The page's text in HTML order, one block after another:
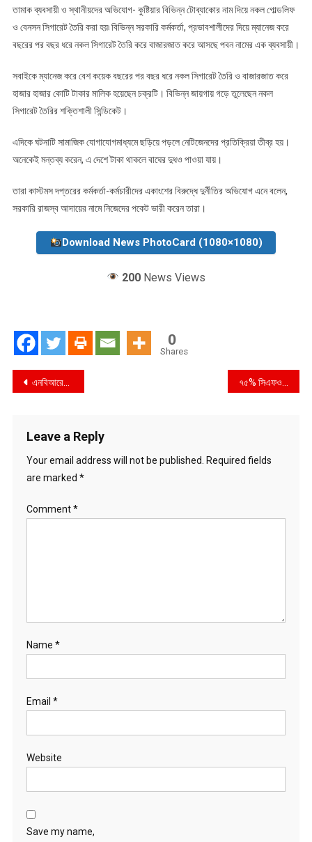
তামাক ব্যবসায়ী ও স্থানীয়দের অভিযোগ- কুষ্টিয়ার বিভিন্ন টোব্যাকোর নাম দিয়ে নকল গোল্ডলিফ
ও বেনসন সিগারেট তৈরি করা হয়৷ বিভিন্ন সরকারি কর্মকর্তা, প্রভাবশালীদের দিয়ে ম্যানেজ করে
বছরের পর বছর ধরে নকল সিগারেট তৈরি করে বাজারজাত করে আসছে পবন নামের এক ব্যবসায়ী।
সবাইকে ম্যানেজ করে বেশ কয়েক বছরের পর বছর ধরে নকল সিগারেট তৈরি ও বাজারজাত করে
হাজার হাজার কোটি টাকার মালিক হয়েছেন চক্রটি। বিভিন্ন জায়গায় গড়ে তুলেছেন নকল
সিগারেট তৈরির শক্তিশালী সিন্ডিকেট।
এদিকে ঘটনাটি সামাজিক যোগাযোগমাধ্যমে ছড়িয়ে পড়লে নেটিজেনদের প্রতিক্রিয়া তীব্র হয়।
অনেকেই মন্তব্য করেন, এ দেশে টাকা থাকলে বাঘের দুধও পাওয়া যায়।
তারা কাস্টমস দপ্তরের কর্মকর্তা-কর্মচারীদের একাংশের বিরুদ্ধে দুর্নীতির অভিযোগ এনে বলেন,
সরকারি রাজস্ব আদায়ের নামে নিজেদের পকেট ভারী করেন তারা।
Download News PhotoCard (1080×1080)
200 News Views
0
Shares
Post
এনবিআরের ১৭ কর্মকর্তার সম্পদের বিবরণী তলব করলো দুদক
Leave a Reply
Your email address will not be published. Required fields
are marked *
Comment*
Name *
Email *
Website
Save my name,